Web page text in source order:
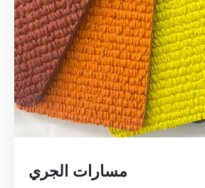
مسارات الجري